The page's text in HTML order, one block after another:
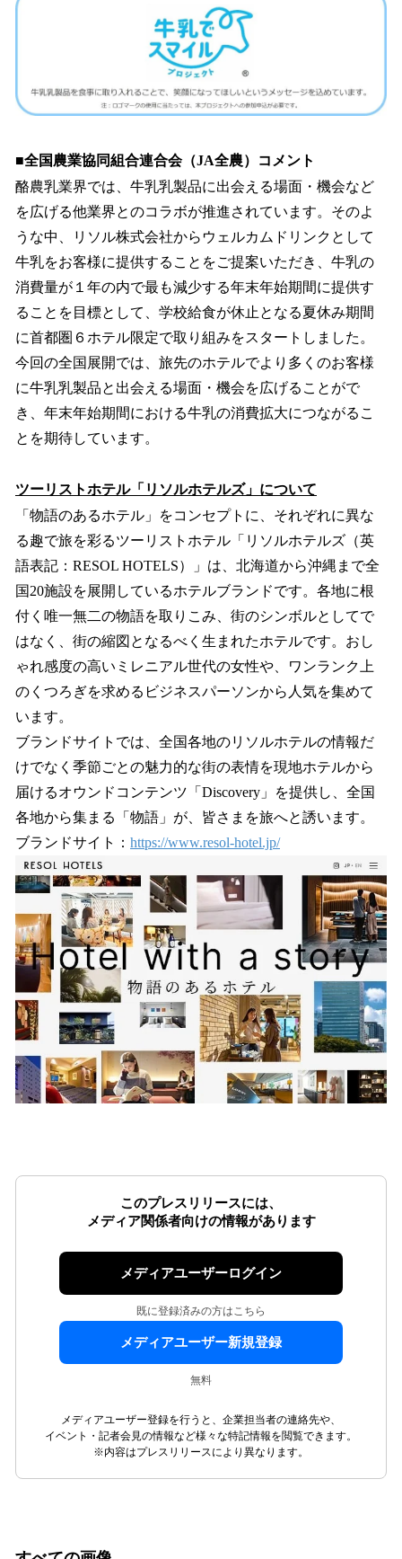
■全国農業協同組合連合会（JA全農）コメント
酪農乳業界では、牛乳乳製品に出会える場面・機会など
を広げる他業界とのコラボが推進されています。そのよ
うな中、リソル株式会社からウェルカムドリンクとして
牛乳をお客様に提供することをご提案いただき、牛乳の
消費量が１年の内で最も減少する年末年始期間に提供す
ることを目標として、学校給食が休止となる夏休み期間
に首都圏６ホテル限定で取り組みをスタートしました。
今回の全国展開では、旅先のホテルでより多くのお客様
に牛乳乳製品と出会える場面・機会を広げることがで
き、年末年始期間における牛乳の消費拡大につながるこ
とを期待しています。
ツーリストホテル「リソルホテルズ」について
「物語のあるホテル」をコンセプトに、それぞれに異な
る趣で旅を彩るツーリストホテル「リソルホテルズ（英
語表記：RESOL HOTELS）」は、北海道から沖縄まで全
国20施設を展開しているホテルブランドです。各地に根
付く唯一無二の物語を取りこみ、街のシンボルとしてで
はなく、街の縮図となるべく生まれたホテルです。おし
ゃれ感度の高いミレニアル世代の女性や、ワンランク上
のくつろぎを求めるビジネスパーソンから人気を集めて
います。
ブランドサイトでは、全国各地のリソルホテルの情報だ
けでなく季節ごとの魅力的な街の表情を現地ホテルから
届けるオウンドコンテンツ「Discovery」を提供し、全国
各地から集まる「物語」が、皆さまを旅へと誘います。
ブランドサイト： https://www.resol-hotel.jp/
このプレスリリースには、
メディア関係者向けの情報があります
メディアユーザーログイン
既に登録済みの方はこちら
メディアユーザー新規登録
無料
メディアユーザー登録を行うと、企業担当者の連絡先や、
イベント・記者会見の情報など様々な特記情報を閲覧できます。
※内容はプレスリリースにより異なります。